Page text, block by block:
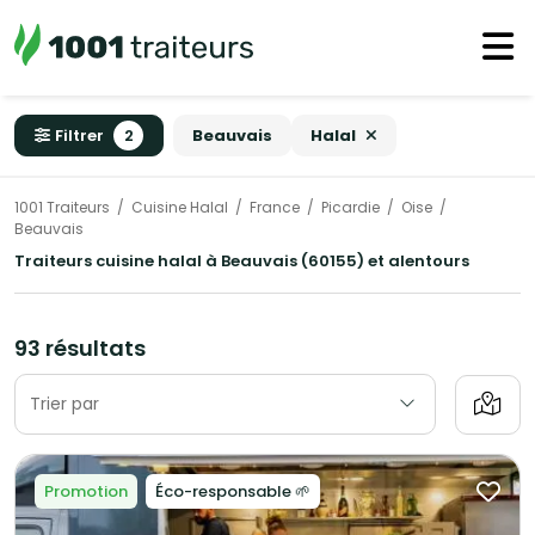
Filtrer 2 Beauvais Halal
1001 Traiteurs Cuisine Halal France Picardie
Oise
Beauvais
Traiteurs cuisine halal à Beauvais (60155) et alentours
93 résultats
Trier par
Promotion Éco-responsable 🌱